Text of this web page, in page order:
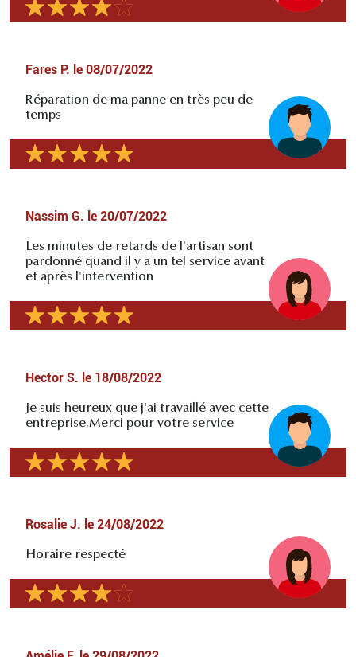
Fares P. le 08/07/2022
Réparation de ma panne en très peu de
temps
Nassim G. le 20/07/2022
Les minutes de retards de l'artisan sont
pardonné quand il y a un tel service avant
et après l'intervention
Hector S. le 18/08/2022
Je suis heureux que j'ai travaillé avec cette
entreprise.Merci pour votre service
Rosalie J. le 24/08/2022
Horaire respecté